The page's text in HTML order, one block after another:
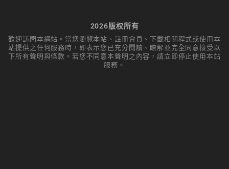
2026版权所有
歡迎訪問本網站。當您瀏覽本站、註冊會員、下載相關程式或使用本
站提供之任何服務時，即表示您已充分閱讀、瞭解並完全同意接受以
下所有聲明與條款。若您不同意本聲明之內容，請立即停止使用本站
服務。